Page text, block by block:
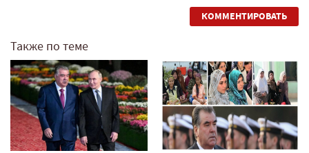
КОММЕНТИРОВАТЬ
Также по теме